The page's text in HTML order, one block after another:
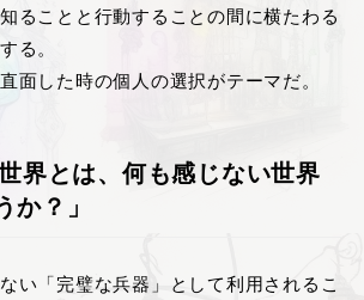
ることと行動することの間に横たわる
る。
面した時の個人の選択がテーマだ。
界とは、何も感じない世界
か？」
い「完璧な兵器」として利用されるこ